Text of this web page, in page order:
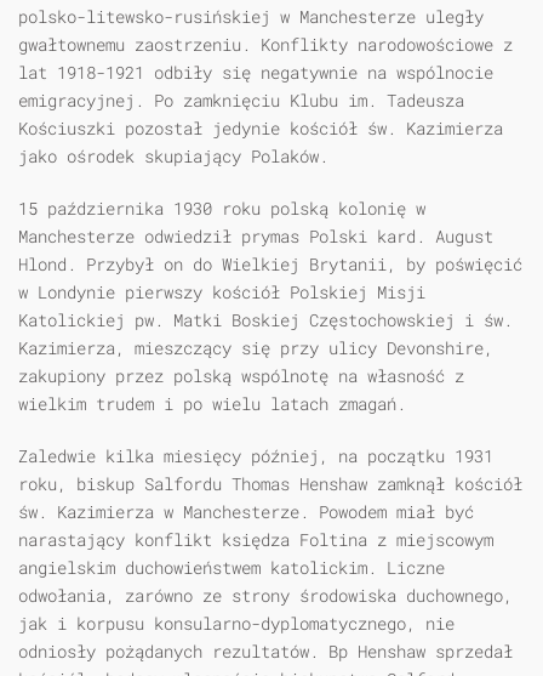
polsko-litewsko-rusińskiej w Manchesterze uległy
gwałtownemu zaostrzeniu. Konflikty narodowościowe z
lat 1918-1921 odbiły się negatywnie na wspólnocie
emigracyjnej. Po zamknięciu Klubu im. Tadeusza
Kościuszki pozostał jedynie kościół św. Kazimierza
jako ośrodek skupiający Polaków.
15 października 1930 roku polską kolonię w
Manchesterze odwiedził prymas Polski kard. August
Hlond. Przybył on do Wielkiej Brytanii, by poświęcić
w Londynie pierwszy kościół Polskiej Misji
Katolickiej pw. Matki Boskiej Częstochowskiej i św.
Kazimierza, mieszczący się przy ulicy Devonshire,
zakupiony przez polską wspólnotę na własność z
wielkim trudem i po wielu latach zmagań.
Zaledwie kilka miesięcy później, na początku 1931
roku, biskup Salfordu Thomas Henshaw zamknął kościół
św. Kazimierza w Manchesterze. Powodem miał być
narastający konflikt księdza Foltina z miejscowym
angielskim duchowieństwem katolickim. Liczne
odwołania, zarówno ze strony środowiska duchownego,
jak i korpusu konsularno-dyplomatycznego, nie
odniosły pożądanych rezultatów. Bp Henshaw sprzedał